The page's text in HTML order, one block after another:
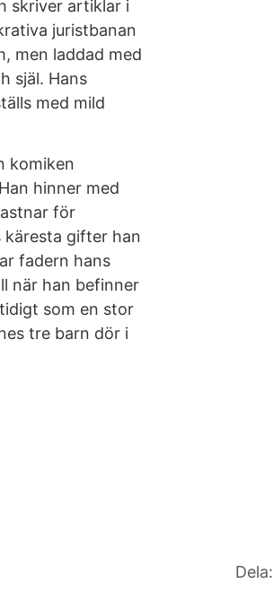
skriver artiklar i
juristbanan
men laddad med
själ. Hans
med mild
komiken
hinner med
för
käresta gifter han
fadern hans
när han befinner
som en stor
tre barn dör i
Dela: